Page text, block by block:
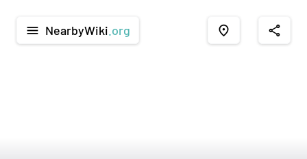
menu NearbyWiki .org place share